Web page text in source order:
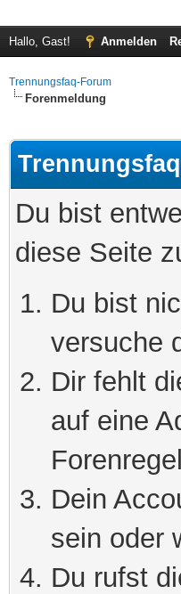
Hallo, Gast! Anmelden
Trennungsfaq-Forum
Forenmeldung
Du bist
diese Seite
Du bist
versuche
Dir fehlt
auf eine
Dein
sein oder
Du rufst